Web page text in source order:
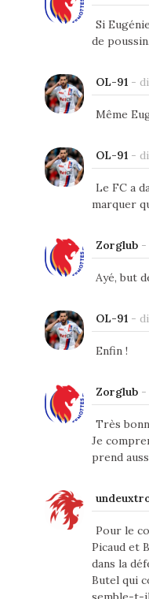
Si
de
OL-91 -
Même
OL-91 -
Le FC a
marquer
Zorglub-
Ayé, but
OL-91 -
Enfin !
Zorglub-
Très
Je
prend
Pour le
Picaud et
dans la
Butel qui